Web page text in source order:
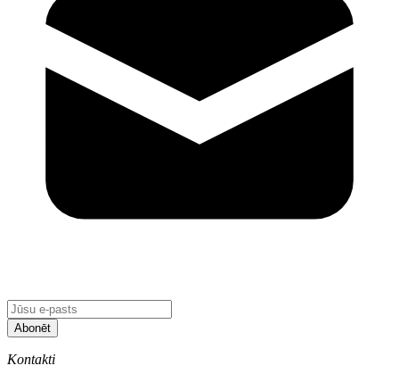
Abonēt
Kontakti